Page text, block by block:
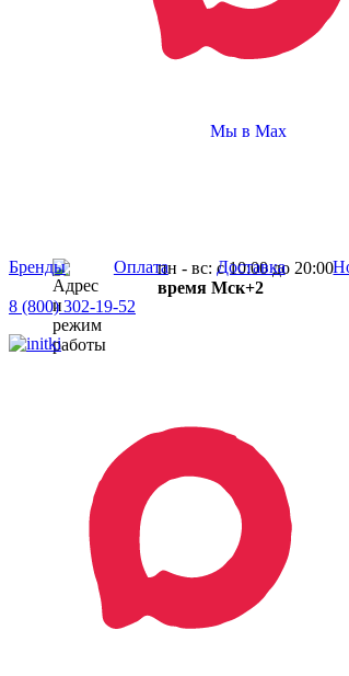
Мы в Max
Бренды Оплата Доставка
8 (800) 302-19-52
пн - вс: с 10:00 до 20:00
время Мск+2